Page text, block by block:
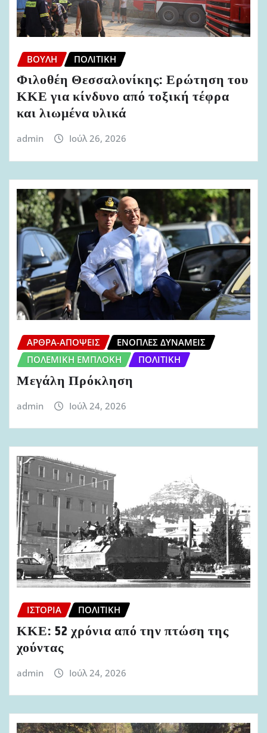
ΒΟΥΛΉ ΠΟΛΙΤΙΚΉ
Φιλοθέη Θεσσαλονίκης: Ερώτηση του
ΚΚΕ για κίνδυνο από τοξική τέφρα
και λιωμένα υλικά
admin Ιούλ 26, 2026
ΆΡΘΡΑ-ΑΠΌΨΕΙΣ
ΈΝΟΠΛΕΣ ΔΥΝΆΜΕΙΣ
ΠΟΛΕΜΙΚΉ ΕΜΠΛΟΚΉ
ΠΟΛΙΤΙΚΉ
Μεγάλη Πρόκληση
admin Ιούλ 24, 2026
ΙΣΤΟΡΊΑ ΠΟΛΙΤΙΚΉ
ΚΚΕ: 52 χρόνια από την πτώση της
χούντας
admin Ιούλ 24, 2026